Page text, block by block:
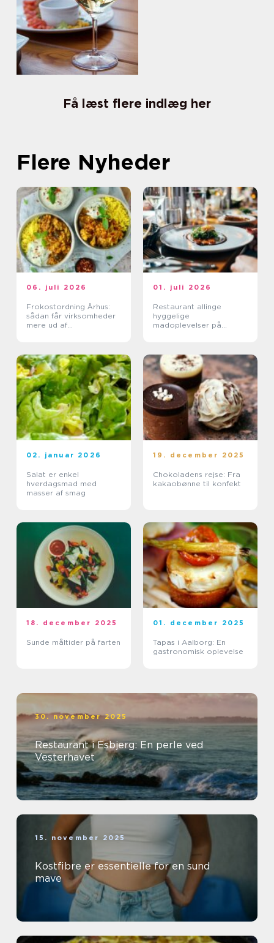
Få læst flere indlæg her
Flere Nyheder
06. juli 2026
Frokostordning Århus:
sådan får virksomheder
mere ud af
01. juli 2026
Restaurant allinge
hyggelige
madoplevelser på
02. januar 2026
Salat er enkel
hverdagsmad med
masser af smag
19. december 2025
Chokoladens rejse: Fra
kakaobønne til konfekt
18. december 2025
Sunde måltider på farten
01. december 2025
Tapas i Aalborg: En
gastronomisk oplevelse
30. november 2025
Restaurant i Esbjerg: En perle ved
Vesterhavet
15. november 2025
Kostfibre er essentielle for en sund
mave